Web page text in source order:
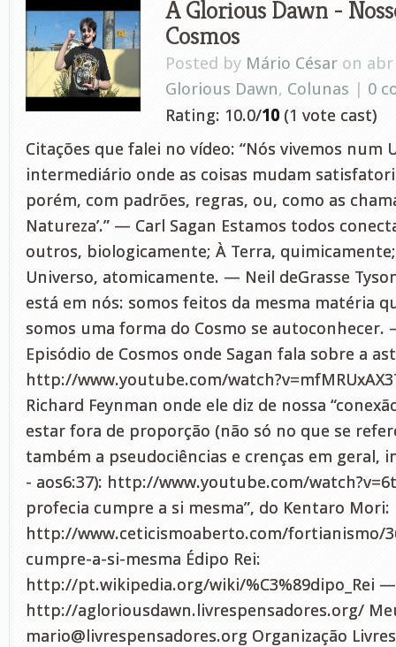
A Glorious Dawn -
Cosmos
Posted by Mário César on
Glorious Dawn, Colunas | 0
Rating: 10.0/10 (1 vote cast)
Citações que falei no vídeo: “Nós vivemos num
intermediário onde as coisas mudam
porém, com padrões, regras, ou, como as
Natureza’.” — Carl Sagan Estamos todos
outros, biologicamente; À Terra,
Universo, atomicamente. — Neil deGrasse
está em nós: somos feitos da mesma matéria
somos uma forma do Cosmo se autoconhecer.
Episódio de Cosmos onde Sagan fala sobre a
http://www.youtube.com/
Richard Feynman onde ele diz de nossa
estar fora de proporção (não só no que se
também a pseudociências e crenças em geral,
- aos6:37): http://www.youtube.com/
profecia cumpre a si mesma”, do Kentaro Mori:
http://www.ceticismoaberto.com/fortianismo/
cumpre-a-si-mesma Édipo Rei:
http://pt.wikipedia.org/wiki/%C3%89dipo_Rei
http://agloriousdawn.livrespensadores.org/
mario@livrespensadores.org Organização